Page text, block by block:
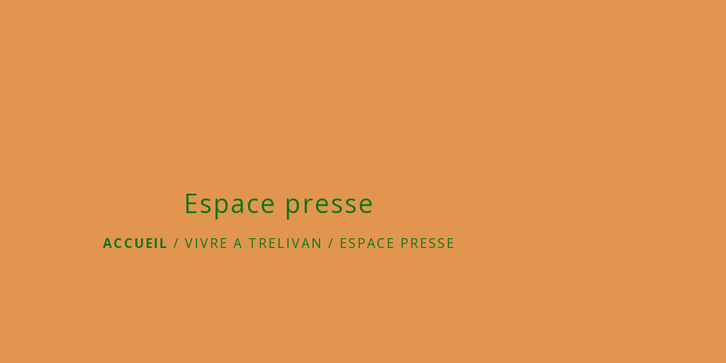
Espace presse
ACCUEIL /VIVRE A TRELIVAN / ESPACE PRESSE